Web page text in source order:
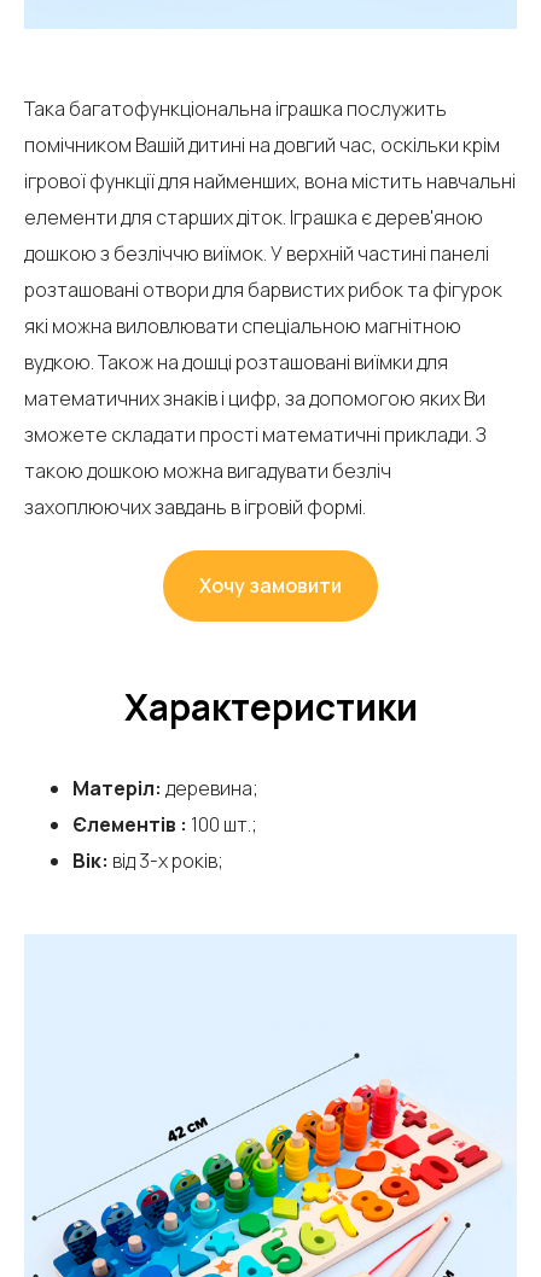
Така багатофункціональна іграшка послужить
помічником Вашій дитині на довгий час, оскільки крім
ігрової функції для найменших, вона містить навчальні
елементи для старших діток. Іграшка є дерев'яною
дошкою з безліччю виїмок. У верхній частині панелі
розташовані отвори для барвистих рибок та фігурок
які можна виловлювати спеціальною магнітною
вудкою. Також на дошці розташовані виїмки для
математичних знаків і цифр, за допомогою яких Ви
зможете складати прості математичні приклади. З
такою дошкою можна вигадувати безліч
захоплюючих завдань в ігровій формі.
Хочу замовити
Характеристики
Матеріл: деревина;
Єлементів : 100 шт.;
Вік: від 3-х років;